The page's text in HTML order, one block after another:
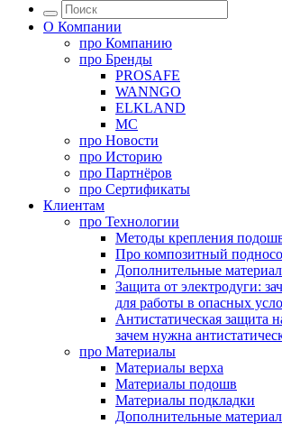
О Компании
про Компанию
про Бренды
PROSAFE
WANNGO
ELKLAND
MC
про Новости
про Историю
про Партнёров
про Сертификаты
Клиентам
про Технологии
Методы крепления
Про композитный
Дополнительные
Защита от электродуги:
для работы в опасных
Антистатическая защита
зачем нужна
про Материалы
Материалы верха
Материалы подошв
Материалы подкладки
Дополнительные